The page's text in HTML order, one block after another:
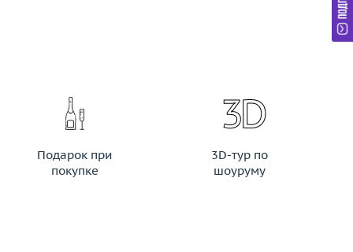
Подарок при
покупке
3D-тур по
шоуруму